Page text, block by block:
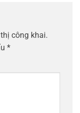
công khai.
*